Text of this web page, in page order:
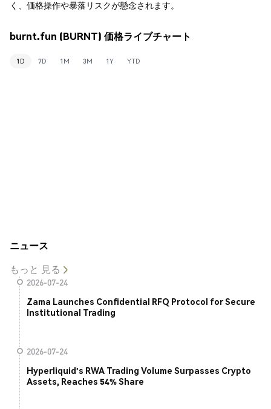
く、価格操作や暴落リスクが懸念されます。
burnt.fun (BURNT) 価格ライブチャート
1D 7D 1M 3M 1Y YTD
ニュース
もっと 見る
2026-07-24
Zama Launches Confidential RFQ Protocol for Secure
Institutional Trading
2026-07-24
Hyperliquid's RWA Trading Volume Surpasses Crypto
Assets, Reaches 54% Share